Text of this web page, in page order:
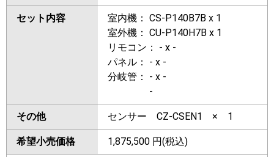
セット内容
室内機： CS-P140B7B x 1
室外機： CU-P140H7B x 1
リモコン： - x -
パネル： - x -
分岐管： - x -
-
その他 センサー CZ-CSEN1 × 1
希望小売価格 1,875,500 円(税込)